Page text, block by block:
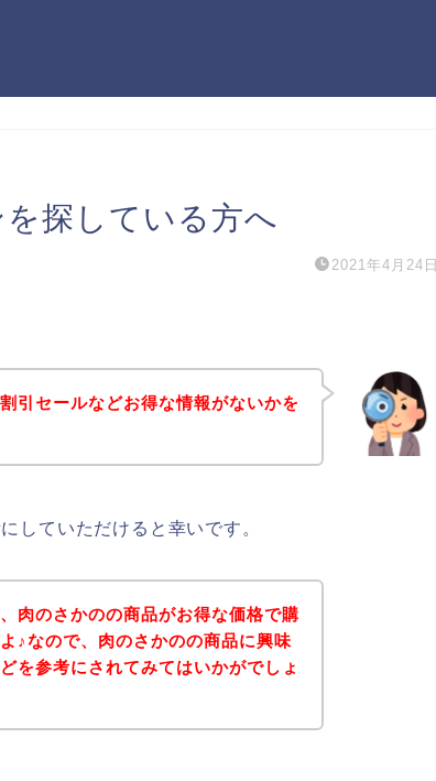
探している方へ
2021年4月24日
引セールなどお得な情報がないかを
していただけると幸いです。
肉のさかのの商品がお得な価格で購
♪なので、肉のさかのの商品に興味
を参考にされてみてはいかがでしょ